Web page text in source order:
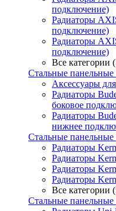
подключение)
Радиаторы
подключение)
Радиаторы
подключение)
Все категории
Стальные панельные
Аксессуары
Радиаторы
боковое
Радиаторы
нижнее
Стальные
Радиаторы
Радиаторы
Радиаторы
Радиаторы
Все категории
Стальные